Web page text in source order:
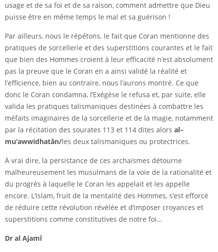
usage et de sa foi et de sa raison, comment admettre que Dieu
puisse être en même temps le mal et sa guérison !
Par ailleurs, nous le répétons, le fait que Coran mentionne des
pratiques de sorcellerie et des superstitions courantes et le fait
que bien des Hommes croient à leur efficacité n’est absolument
pas la preuve que le Coran en a ainsi validé la réalité et
l’efficience, bien au contraire, nous l’aurons montré. Ce que
donc le Coran condamna, l’Exégèse le refusa et, par suite, elle
valida les pratiques talismaniques destinées à combattre les
méfaits imaginaires de la sorcellerie et de la magie, notamment
par la récitation des sourates 113 et 114 dites alors al–
mu‘awwidhatān/les deux talismaniques ou protectrices.
À vrai dire, la persistance de ces archaïsmes détourne
malheureusement les musulmans de la voie de la rationalité et
du progrès à laquelle le Coran les appelait et les appelle
encore. L’Islam, fruit de la mentalité des Hommes, s’est efforcé
de réduire cette révolution révélée et d’imposer croyances et
superstitions comme constitutives de notre foi…
Dr al Ajamî